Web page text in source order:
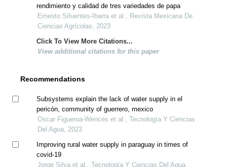
rendimiento y calidad de tres variedades de papa
Ernesto Sifuentes-Ibarra et al., Revista Mexicana De
Ciencias Agrícolas, 2023
Click To View More Citations...
View additional citations for this paper
Recommendations
Subsystems explain the lack of water supply in el
pericón, community of guerrero, mexico
Oscar Figueroa-Wences et al., Tecnología Y Ciencias
Del Agua, 2023
Improving rural water supply in paraguay in times of
covid-19
Jorge Silva et al., Tecnología Y Ciencias Del Agua,